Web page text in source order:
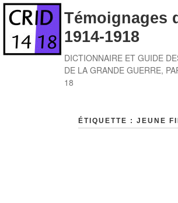
Skip
content
Témoignages
1914-1918
DICTIONNAIRE ET GUIDE
DE LA GRANDE GUERRE,
18
ÉTIQUETTE :JEUNE